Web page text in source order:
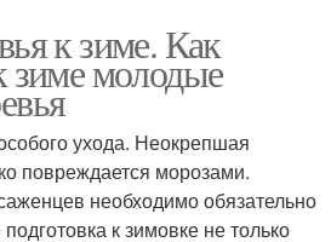
к зиме. Как
зиме молодые
ухода. Неокрепшая
повреждается морозами.
необходимо обязательно
к зимовке не только